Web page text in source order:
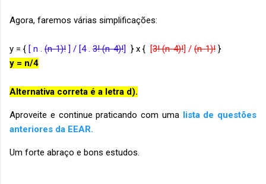
Agora, faremos várias simplificações:
y = { [ n . (n-1)! ] / [4 . 3! (n-4)!] } x { [3! (n-4)!] / (n-1)! }
y = n/4
Alternativa correta é a letra d).
Aproveite e continue praticando com uma lista de questões
anteriores da EEAR.
Um forte abraço e bons estudos.